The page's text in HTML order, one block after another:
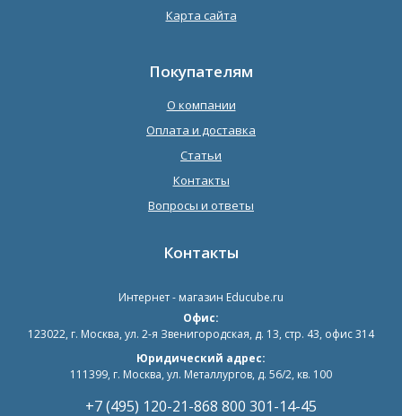
Карта сайта
Покупателям
О компании
Оплата и доставка
Статьи
Контакты
Вопросы и ответы
Контакты
Интернет - магазин Educube.ru
Офис:
123022, г. Москва, ул. 2-я Звенигородская, д. 13, стр. 43, офис 314
Юридический адрес:
111399, г. Москва, ул. Металлургов, д. 56/2, кв. 100
+7 (495) 120-21-868 800 301-14-45